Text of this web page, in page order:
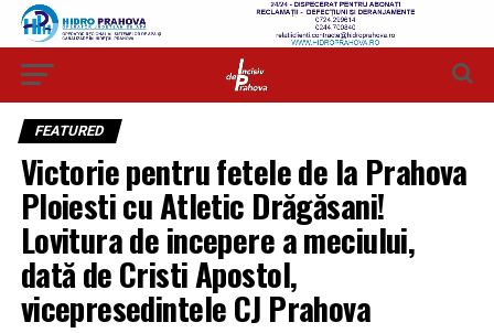
FEATURED
Victorie pentru fetele de la Prahova
Ploiesti cu Atletic Drăgăsani!
Lovitura de incepere a meciului,
dată de Cristi Apostol,
vicepresedintele CJ Prahova